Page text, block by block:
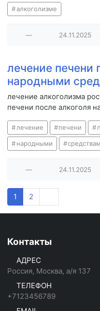
алкоголизме
— 24.11.2025
лечение печени
народными
лечение алкоголизма
печени после алкоголя
лечение печени
народными
— 24.11.2025
1 2
Контакты
АДРЕС
Россия, Москва, а/я 137
ТЕЛЕФОН
+7123456789